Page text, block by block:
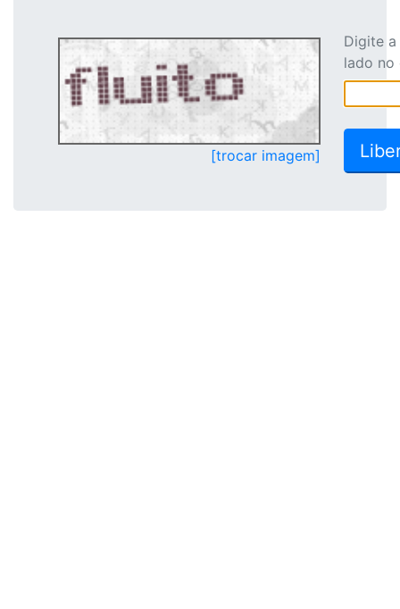
[trocar imagem]
Digite
lado no